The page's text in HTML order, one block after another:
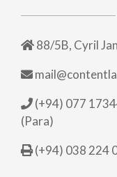
88/5B, Cyril
(+94) 077
(Para)
(+94) 038 224